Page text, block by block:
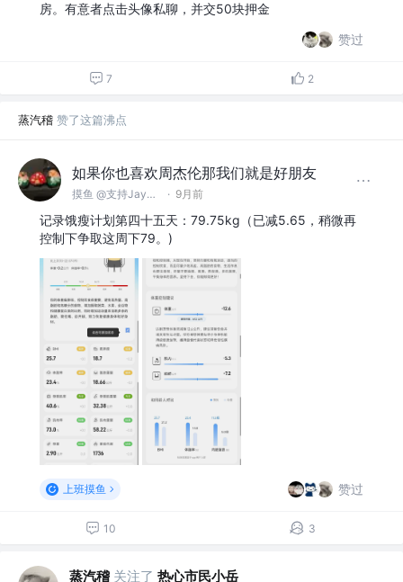
房。有意者点击头像私聊，并交50块押金
赞过
7 2
蒸汽稽 赞了这篇沸点
如果你也喜欢周杰伦那我们就是好朋友
摸鱼 @支持Jay、Vae点歌 · 9月前
记录饿瘦计划第四十五天：79.75kg（已减5.65，稍微再
控制下争取这周下79。)
上班摸鱼 赞过
10 3
蒸汽稽 关注了 热心市民小岳